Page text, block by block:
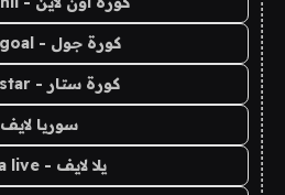
كورة جول - kora goal
كورة ستار - kora star
سوريا لايف
يلا لايف - yalla live